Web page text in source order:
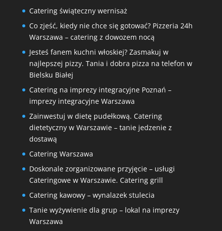
Catering świąteczny wernisaż
Co zjeść, kiedy nie chce się gotować? Pizzeria 24h
Warszawa – catering z dowozem nocą
Jesteś fanem kuchni włoskiej? Zasmakuj w
najlepszej pizzy. Tania i dobra pizza na telefon w
Bielsku Białej
Catering na imprezy integracyjne Poznań –
imprezy integracyjne Warszawa
Zainwestuj w dietę pudełkową. Catering
dietetyczny w Warszawie – tanie jedzenie z
dostawą
Catering Warszawa
Doskonale zorganizowane przyjęcie – usługi
Cateringowe w Warszawie. Catering grill
Catering kawowy – wynalazek stulecia
Tanie wyżywienie dla grup – lokal na imprezy
Warszawa